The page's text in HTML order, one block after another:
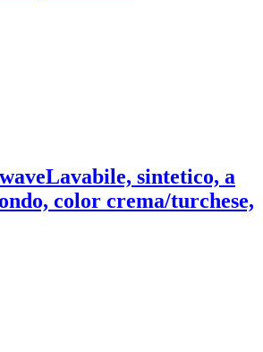
Lavabile, sintetico, a
color crema/turchese,